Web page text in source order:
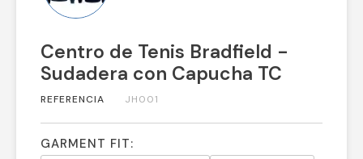
Centro de Tenis Bradfield -
Sudadera con Capucha TC
REFERENCIA JH001
GARMENT FIT: